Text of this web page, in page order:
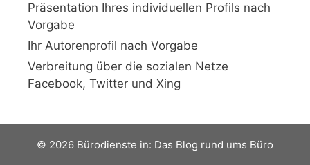
Präsentation Ihres individuellen Profils nach
Vorgabe
Ihr Autorenprofil nach Vorgabe
Verbreitung über die sozialen Netze
Facebook, Twitter und Xing
© 2026 Bürodienste in: Das Blog rund ums Büro